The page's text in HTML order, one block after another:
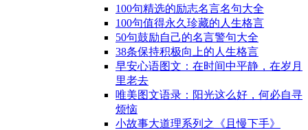
100句精选的励志名言名句大全
100句值得永久珍藏的人生格言
50句鼓励自己的名言警句大全
38条保持积极向上的人生格言
早安心语图文：在时间中平静，在岁月
里老去
唯美图文语录：阳光这么好，何必自寻
烦恼
小故事大道理系列之《且慢下手》